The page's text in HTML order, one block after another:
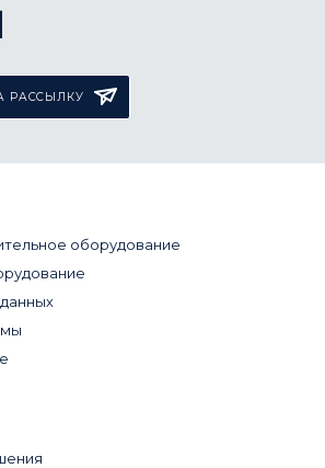
РАССЫЛКУ
оборудование